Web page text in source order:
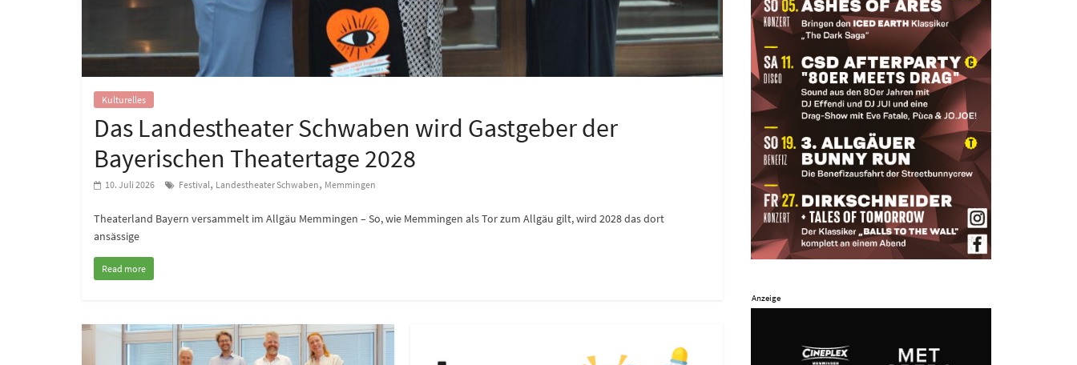
Kulturelles
Das Landestheater Schwaben wird Gastgeber der
Bayerischen Theatertage 2028
10. Juli 2026 Festival, Landestheater Schwaben, Memmingen
Theaterland Bayern versammelt im Allgäu Memmingen – So, wie Memmingen als Tor zum Allgäu gilt, wird 2028 das dort
ansässige
Read more
Anzeige